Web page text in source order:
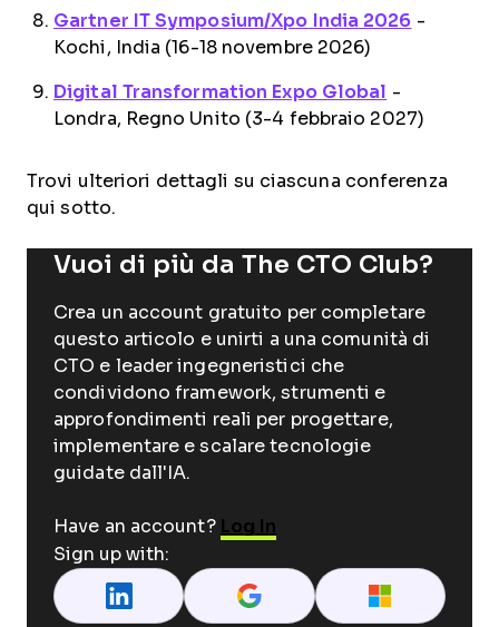
Gartner IT Symposium/Xpo India 2026 -
Kochi, India (16-18 novembre 2026)
Digital Transformation Expo Global -
Londra, Regno Unito (3-4 febbraio 2027)
Trovi ulteriori dettagli su ciascuna conferenza
qui sotto.
Vuoi di più da The CTO Club?
Crea un account gratuito per completare
questo articolo e unirti a una comunità di
CTO e leader ingegneristici che
condividono framework, strumenti e
approfondimenti reali per progettare,
implementare e scalare tecnologie
guidate dall'IA.
Have an account? Log In
Sign up with: